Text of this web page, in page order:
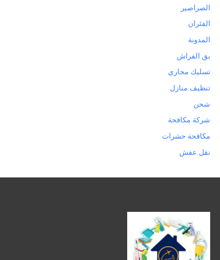
الصراصير
الفئران
المدونة
بق الفراش
تسليك مجاري
تنظيف منازل
شحن
شركة مكافحة
مكافحة حشرات
نقل عفش